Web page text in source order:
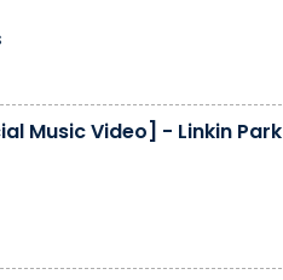
Music Video] - Linkin Park